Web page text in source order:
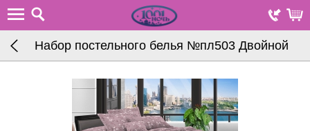
Набор постельного белья №пл503 Двойной